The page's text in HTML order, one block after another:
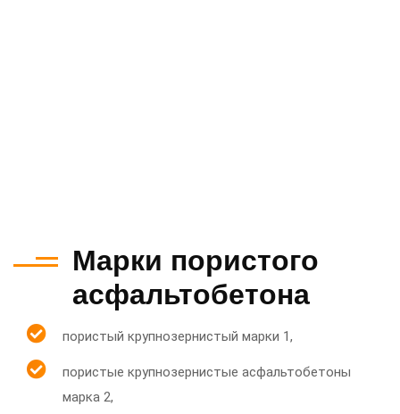
Марки пористого
асфальтобетона
пористый крупнозернистый марки 1,
пористые крупнозернистые асфальтобетоны
марка 2,